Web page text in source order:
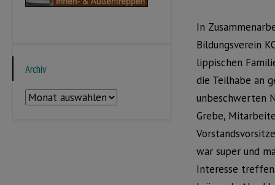
In
Bildungsverein
lippischen
die Teilhabe an
unbeschwerten
Grebe,
war super und
Interesse
Archiv
Archiv